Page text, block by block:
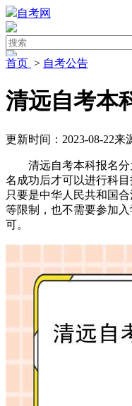
自考网
首页 > 自考公告
清远自考本
更新时间：2023-08-22来
清远自考本科报名分
名成功后才可以进行科
只要是中华人民共和国
等限制，也不需要参加
可。